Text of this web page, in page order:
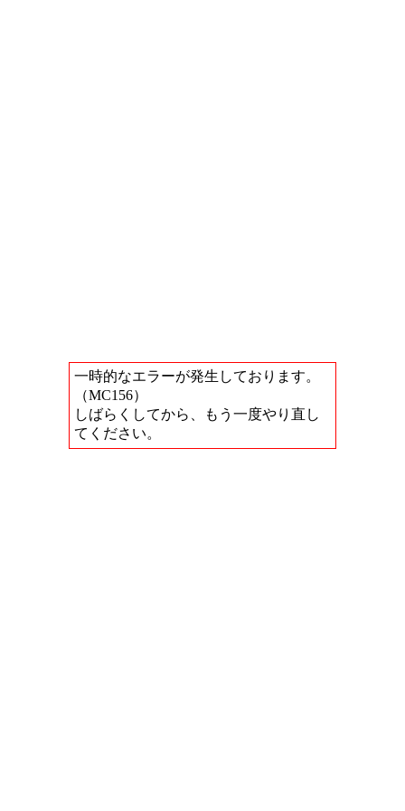
一時的なエラーが発生しております。
（MC156）
しばらくしてから、もう一度やり直し
てください。